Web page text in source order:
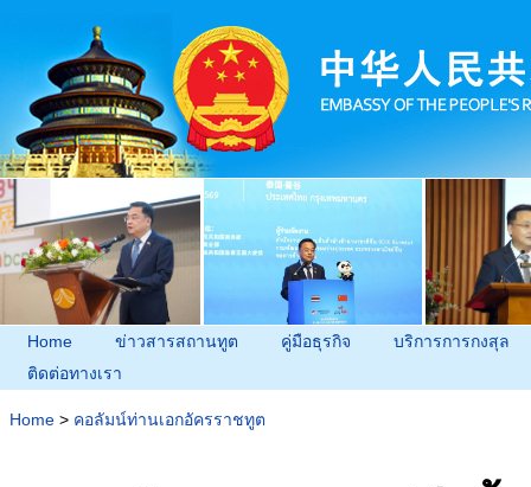
Home ข่าวสารสถานทูต คู่มือธุรกิจ
บริการการกงสุล
ติดต่อทางเรา
Home > คอลัมน์ท่านเอกอัครราชทูต